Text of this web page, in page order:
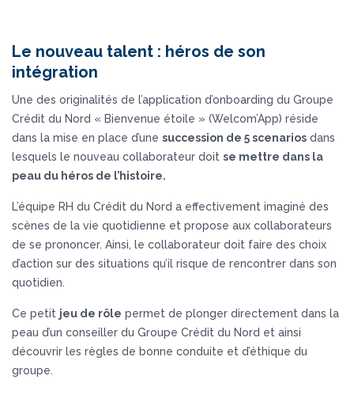
Le nouveau talent : héros de son
intégration
Une des originalités de l’application d’onboarding du Groupe
Crédit du Nord « Bienvenue étoile » (Welcom’App) réside
dans la mise en place d’une succession de 5 scenarios dans
lesquels le nouveau collaborateur doit se mettre dans la
peau du héros de l’histoire.
L’équipe RH du Crédit du Nord a effectivement imaginé des
scènes de la vie quotidienne et propose aux collaborateurs
de se prononcer. Ainsi, le collaborateur doit faire des choix
d’action sur des situations qu’il risque de rencontrer dans son
quotidien.
Ce petit jeu de rôle permet de plonger directement dans la
peau d’un conseiller du Groupe Crédit du Nord et ainsi
découvrir les règles de bonne conduite et d’éthique du
groupe.